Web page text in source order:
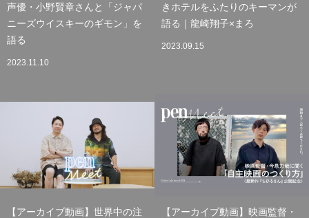
声優・小野賢章さんと「ジャパ
ニーズウイスキーのギモン」を
語る
2023.11.10
きホテルをふたりのキーマンが
語る｜龍崎翔子×まろ
2023.09.15
【アーカイブ動画】世界中の注
【アーカイブ動画】映画監督・